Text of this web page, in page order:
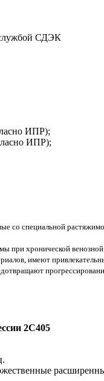
службой СДЭК
ИПР);
ИПР);
специальной
хронической
имеют
2С405